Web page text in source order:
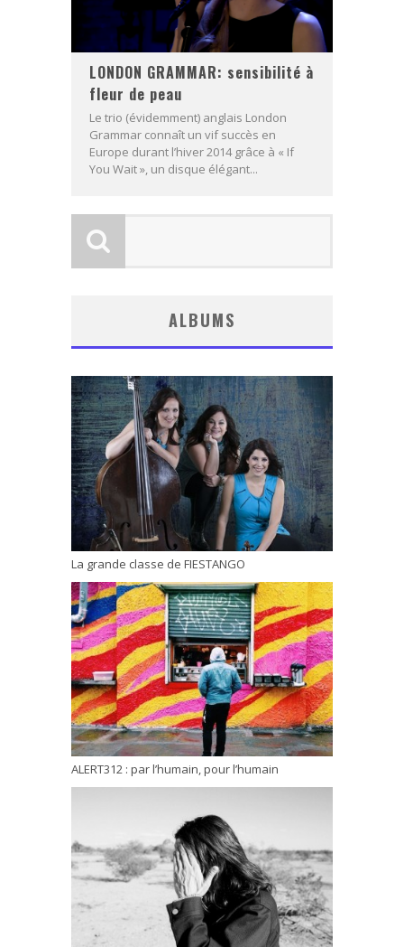
LONDON GRAMMAR: sensibilité à
fleur de peau
Le trio (évidemment) anglais London
Grammar connaît un vif succès en
Europe durant l’hiver 2014 grâce à « If
You Wait », un disque élégant...
ALBUMS
La grande classe de FIESTANGO
ALERT312 : par l’humain, pour l’humain